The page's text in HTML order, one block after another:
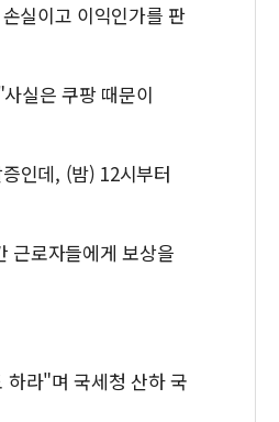
실이고 이익인가를 판
실은 쿠팡 때문이
인데, (밤) 12시부터
근로자들에게 보상을
하라"며 국세청 산하 국